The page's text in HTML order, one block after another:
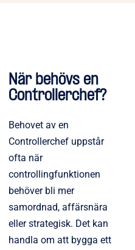
När behövs en
Controllerchef?
Behovet av en
Controllerchef uppstår
ofta när
controllingfunktionen
behöver bli mer
samordnad, affärsnära
eller strategisk. Det kan
handla om att bygga ett